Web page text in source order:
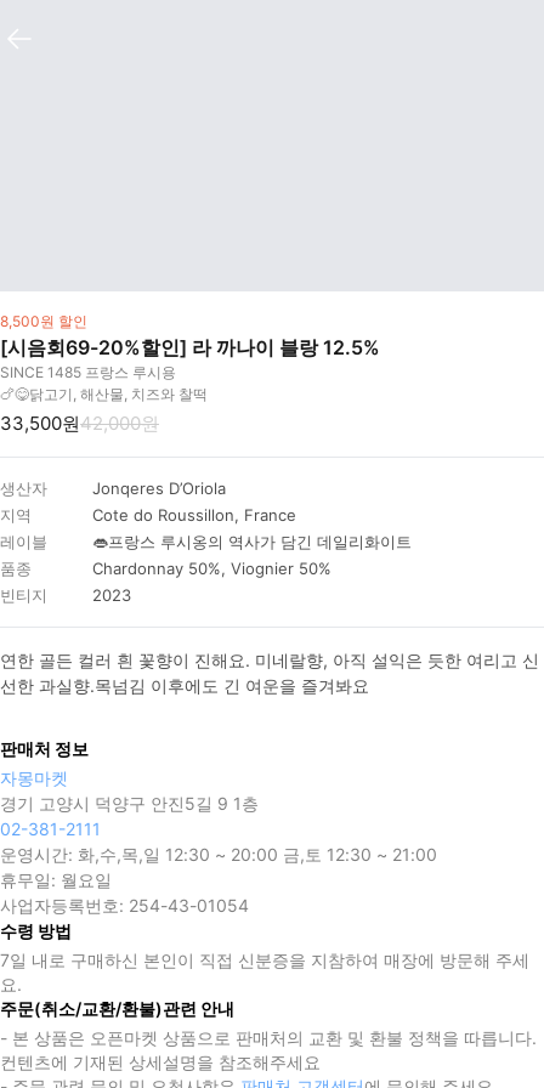
8,500원 할인
[시음회69-20%할인] 라 까나이 블랑 12.5%
SINCE 1485 프랑스 루시용
🍗😋닭고기, 해산물, 치즈와 찰떡
33,500원42,000원
생산자
Jonqeres D’Oriola
지역
Cote do Roussillon, France
레이블
👄프랑스 루시옹의 역사가 담긴 데일리화이트
품종
Chardonnay 50%, Viognier 50%
빈티지
2023
연한 골든 컬러 흰 꽃향이 진해요. 미네랄향, 아직 설익은 듯한 여리고 신
선한 과실향.목넘김 이후에도 긴 여운을 즐겨봐요
판매처 정보
자몽마켓
경기 고양시 덕양구 안진5길 9 1층
02-381-2111
운영시간: 화,수,목,일 12:30 ~ 20:00 금,토 12:30 ~ 21:00
휴무일: 월요일
사업자등록번호: 254-43-01054
수령 방법
7일 내로 구매하신 본인이 직접 신분증을 지참하여 매장에 방문해 주세
요.
주문(취소/교환/환불)관련 안내
- 본 상품은 오픈마켓 상품으로 판매처의 교환 및 환불 정책을 따릅니다.
컨텐츠에 기재된 상세설명을 참조해주세요